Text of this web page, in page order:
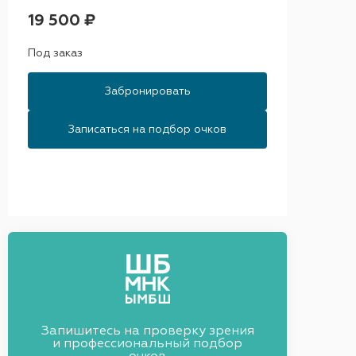
19 500 ₽
Под заказ
Забронировать
Записаться на подбор очков
Запишитесь на проверку зрения
и профессиональный подбор